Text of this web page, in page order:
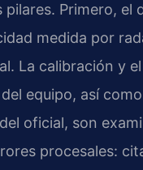
pilares. Primero, el
medida por
La calibración y el
equipo, así
oficial, son
procesales: